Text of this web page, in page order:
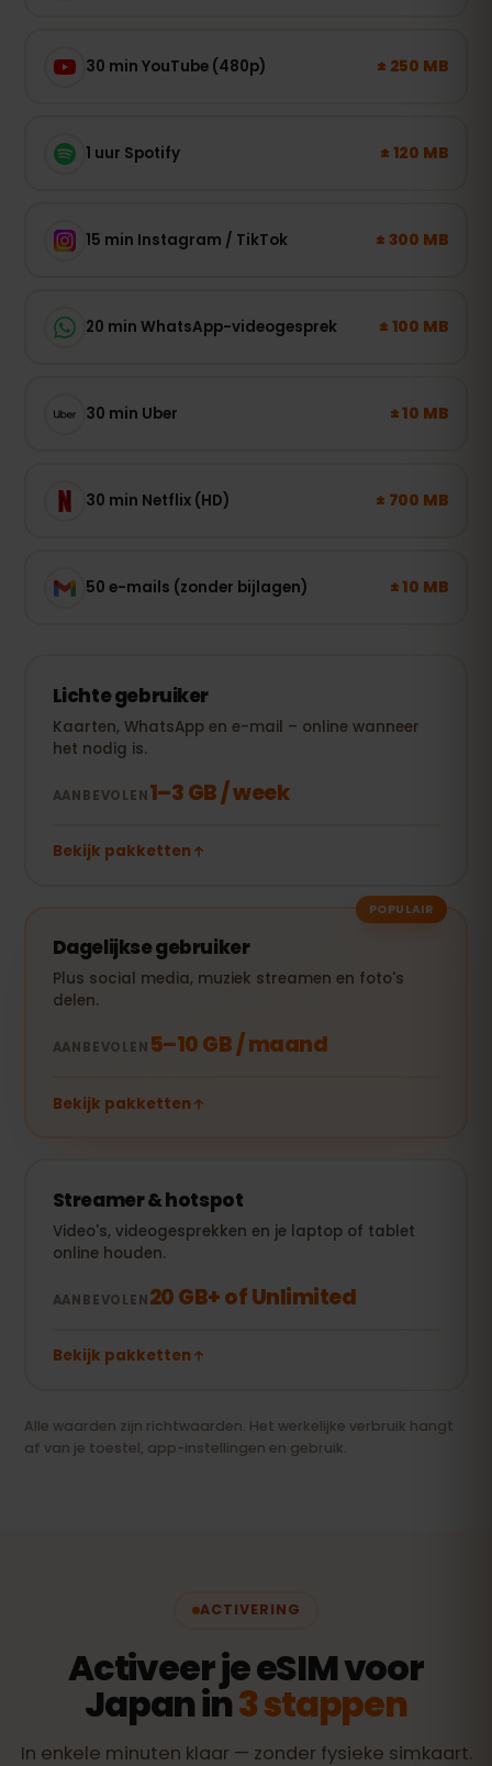
30 min YouTube (480p) ± 250 MB
1 uur Spotify ± 120 MB
15 min Instagram / TikTok ± 300 MB
20 min WhatsApp-videogesprek ± 100 MB
30 min Uber ± 10 MB
30 min Netflix (HD) ± 700 MB
50 e-mails (zonder bijlagen) ± 10 MB
Lichte gebruiker
Kaarten, WhatsApp en e-mail – online wanneer
het nodig is.
AANBEVOLEN1–3 GB / week
Bekijk pakketten
POPULAIR
Dagelijkse gebruiker
Plus social media, muziek streamen en foto's
delen.
AANBEVOLEN 5–10 GB / maand
Bekijk pakketten
Streamer & hotspot
Video's, videogesprekken en je laptop of tablet
online houden.
AANBEVOLEN20 GB+ of Unlimited
Bekijk pakketten
Alle waarden zijn richtwaarden. Het werkelijke verbruik hangt
af van je toestel, app-instellingen en gebruik.
ACTIVERING
Activeer je eSIM voor
Japan in3 stappen
In enkele minuten klaar — zonder fysieke simkaart.